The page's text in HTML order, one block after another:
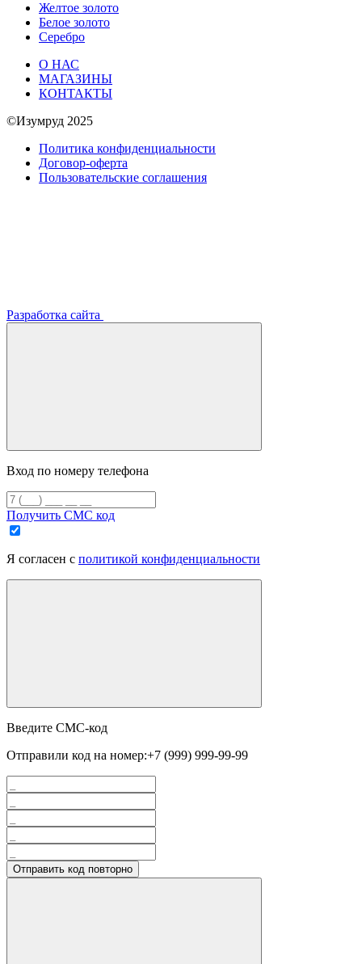
Желтое золото
Белое золото
Серебро
О НАС
МАГАЗИНЫ
КОНТАКТЫ
©Изумруд 2025
Политика конфиденциальности
Договор-оферта
Пользовательские соглашения
Разработка сайта
Вход по номеру телефона
Получить СМС код
Я согласен с политикой конфиденциальности
Введите СМС-код
Отправили код на номер:+7 (999) 999-99-99
Отправить код повторно